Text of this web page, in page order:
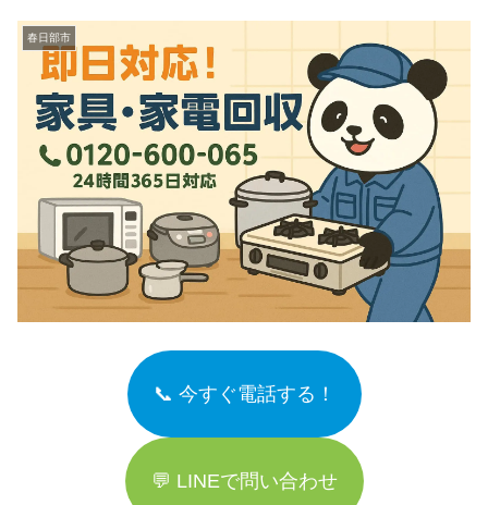
春日部市
📞 今すぐ電話する！
💬 LINEで問い合わせ